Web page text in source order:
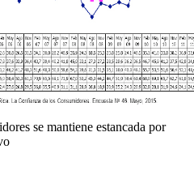
se mantiene estancada por